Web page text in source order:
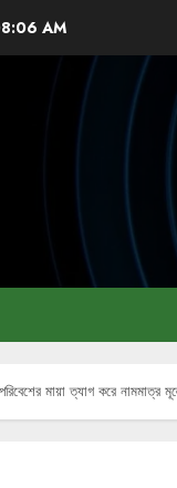
AM
পরিবেশের মায়া ত্যাগ করে নামমাত্র